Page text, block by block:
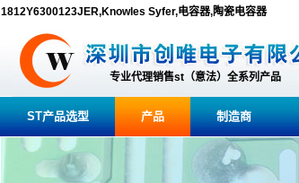
1812Y6300123JER,Knowles Syfer,电容器,陶瓷电容器
专业代理销售st（意法）全系列产品
ST产品选型 产品 制造商